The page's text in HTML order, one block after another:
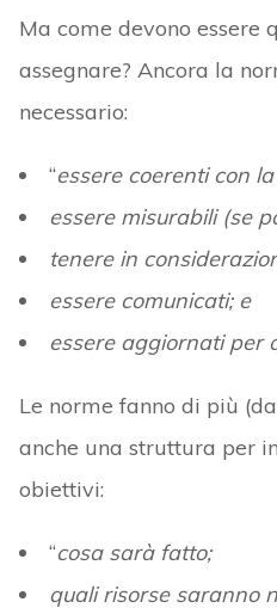
Ma come devono essere
assegnare? Ancora la
necessario:
“essere coerenti con
essere misurabili (se
tenere in
essere comunicati; e
essere aggiornati per
Le norme fanno di più
anche una struttura per
obiettivi:
“cosa sarà fatto;
quali risorse saranno